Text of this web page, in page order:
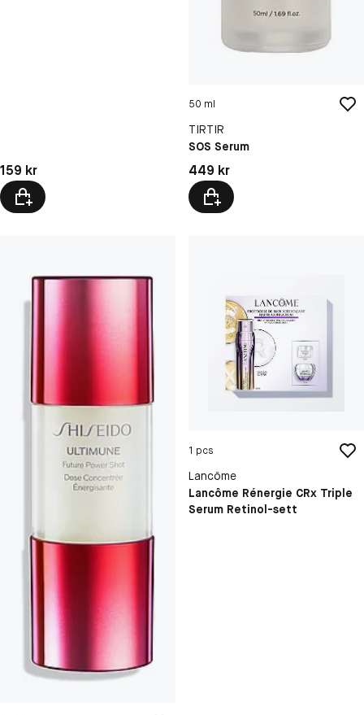
Pris: 159 kr
159 kr
50 ml
TIRTIR
SOS Serum
Pris: 449 kr
449 kr
1 pcs
Lancôme
Lancôme Rénergie CRx Triple
Serum Retinol-sett